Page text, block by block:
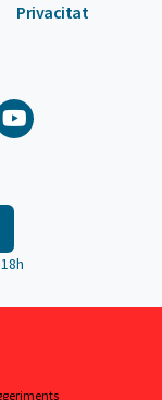
Privacitat